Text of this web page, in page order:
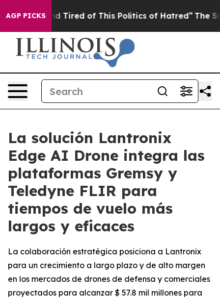
AGP PICKS
and Tired of This Politics of Hatred” The Story
La solución Lantronix
Edge AI Drone integra las
plataformas Gremsy y
Teledyne FLIR para
tiempos de vuelo más
largos y eficaces
La colaboración estratégica posiciona a Lantronix
para un crecimiento a largo plazo y de alto margen
en los mercados de drones de defensa y comerciales
proyectados para alcanzar $ 57.8 mil millones para